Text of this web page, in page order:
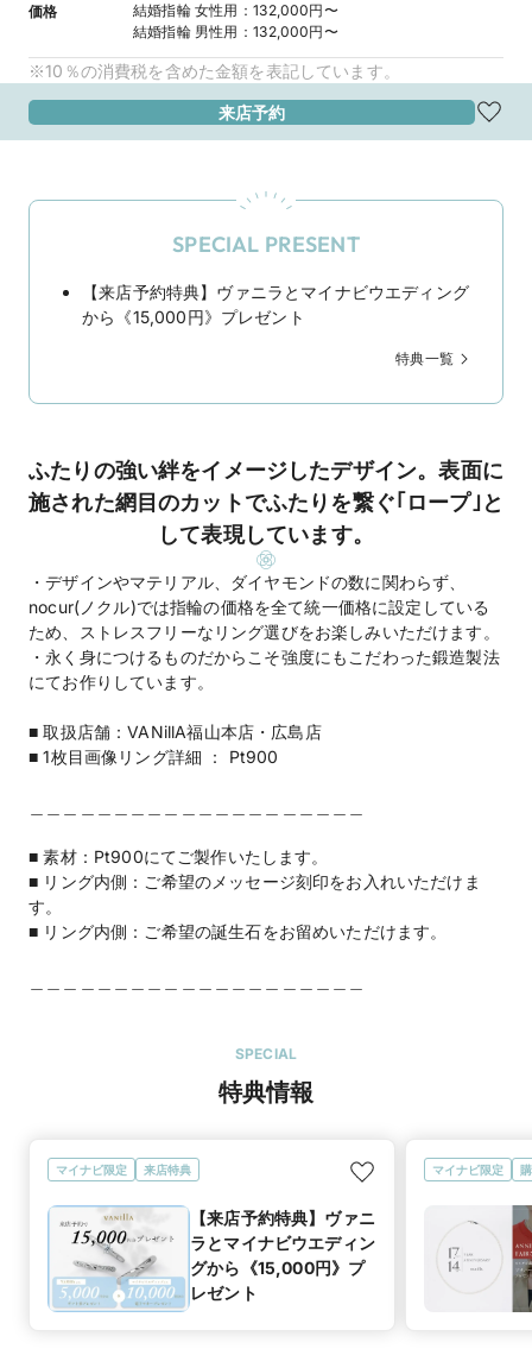
価格 結婚指輪 女性用 ：132,000円〜
結婚指輪 男性用 ：132,000円〜
※10％の消費税を含めた金額を表記しています。
来店予約
SPECIAL PRESENT
【来店予約特典】ヴァニラとマイナビウエディング
から《15,000円》プレゼント
特典一覧
ふたりの強い絆をイメージしたデザイン。表面に
施された網目のカットでふたりを繋ぐ｢ロープ｣と
して表現しています。
・デザインやマテリアル、ダイヤモンドの数に関わらず、
nocur(ノクル)では指輪の価格を全て統一価格に設定している
ため、ストレスフリーなリング選びをお楽しみいただけます。
・永く身につけるものだからこそ強度にもこだわった鍛造製法
にてお作りしています。
■ 取扱店舗：VANillA福山本店・広島店
■ 1枚目画像リング詳細 ： Pt900
■ 素材：Pt900にてご製作いたします。
■ リング内側：ご希望のメッセージ刻印をお入れいただけま
す。
■ リング内側：ご希望の誕生石をお留めいただけます。
SPECIAL
特典情報
マイナビ限定 来店特典
【来店予約特典】ヴァニ
ラとマイナビウエディン
グから《15,000円》プ
レゼント
マイナビ限定